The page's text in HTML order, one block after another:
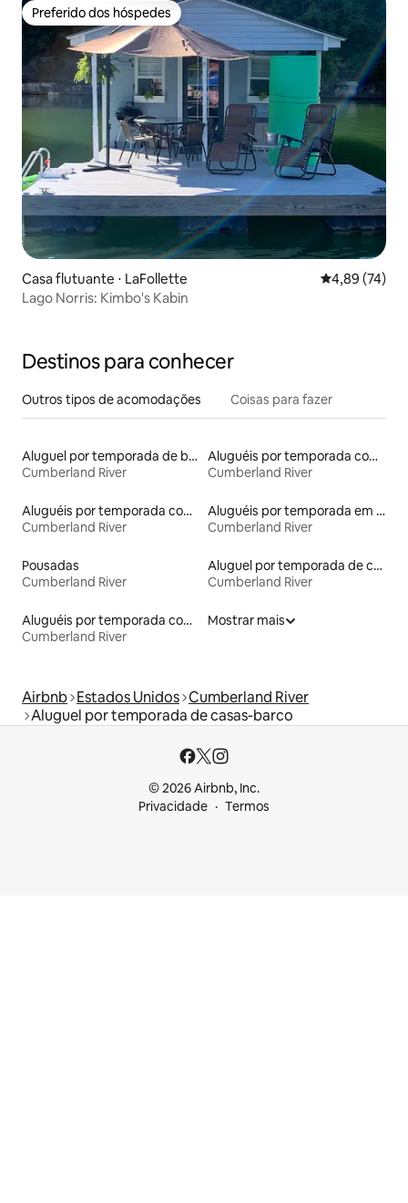
Preferido dos hóspedes
Preferido dos hóspedes
Casa flutuante ⋅ LaFollette 4,89 de uma
4,89 (74)
Lago Norris: Kimbo's Kabin
Destinos para conhecer
Outros tipos de acomodações Coisas para fazer
Aluguel por temporada de barcos
Cumberland River
Aluguéis por temporada com café da manhã
Cumberland River
Aluguéis por temporada com cama de altura acessível
Cumberland River
Aluguéis por temporada em hotéis-fazenda
Cumberland River
Pousadas
Cumberland River
Aluguel por temporada de casas de veraneio
Cumberland River
Aluguéis por temporada com suítes privativas
Cumberland River
Mostrar mais
Airbnb Estados Unidos Cumberland River
Aluguel por temporada de casas-barco
© 2026 Airbnb, Inc.
Privacidade
Termos